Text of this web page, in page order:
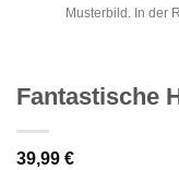
Musterbild. In der
Fantastische
39,99 €